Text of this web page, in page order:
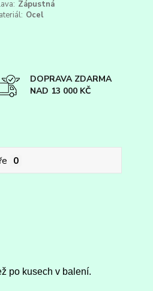
Zápustná
Ocel
DOPRAVA ZDARMA
NAD 13 000 KČ
0
po kusech v balení.